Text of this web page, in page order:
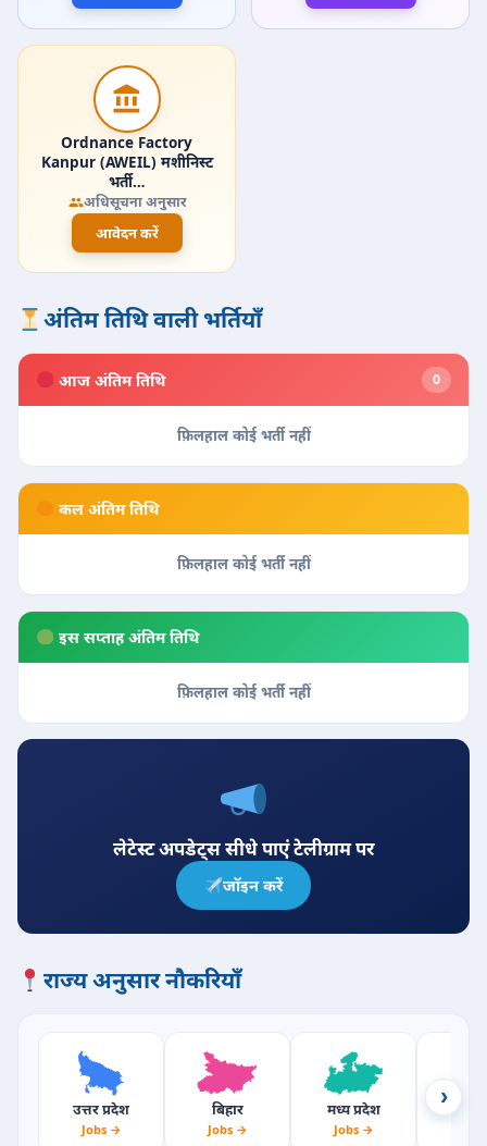
Ordnance Factory
Kanpur (AWEIL) मशीनिस्ट
भर्ती…
अधिसूचना अनुसार
आवेदन करें
अंतिम तिथि वाली भर्तियाँ
आज अंतिम तिथि 0
फ़िलहाल कोई भर्ती नहीं
कल अंतिम तिथि
फ़िलहाल कोई भर्ती नहीं
इस सप्ताह अंतिम तिथि
फ़िलहाल कोई भर्ती नहीं
लेटेस्ट अपडेट्स सीधे पाएं टेलीग्राम पर
जॉइन करें
राज्य अनुसार नौकरियाँ
उत्तर प्रदेश
Jobs →
बिहार
Jobs →
मध्य प्रदेश
Jobs →
›